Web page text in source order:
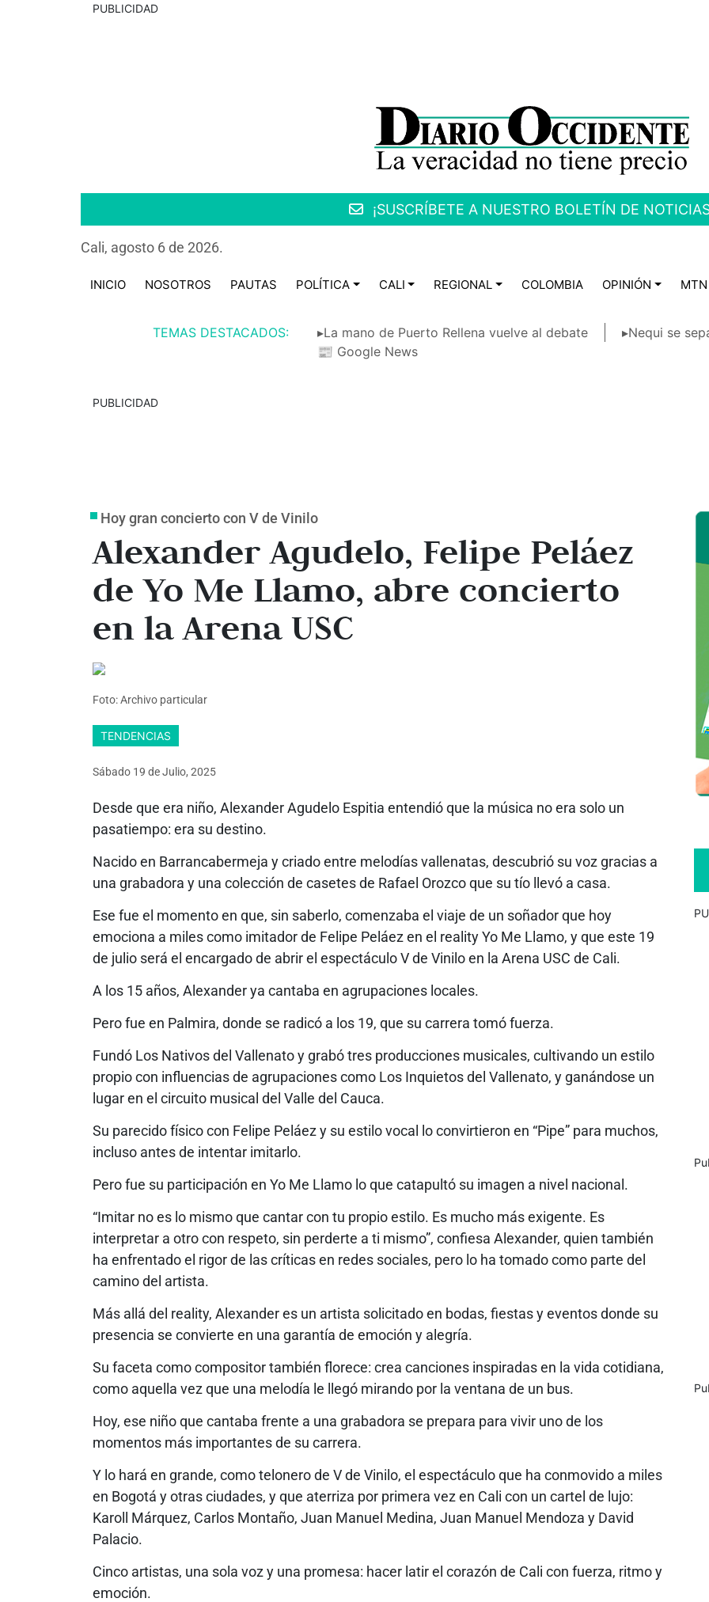
PUBLICIDAD
¡SUSCRÍBETE A NUESTRO BOLETÍN DE
Cali, agosto 6 de 2026.
INICIO NOSOTROS PAUTAS POLÍTICA CALI REGIONAL COLOMBIA OPINIÓN MTN
TEMAS DESTACADOS: ▸La mano de Puerto Rellena vuelve al debate
▸Nequi se
📰 Google News
PUBLICIDAD
Hoy gran concierto con V de Vinilo
Alexander Agudelo, Felipe Peláez
de Yo Me Llamo, abre concierto
en la Arena USC
Foto: Archivo particular
TENDENCIAS
Sábado 19 deJulio, 2025
Desde que era niño, Alexander Agudelo Espitia entendió que la música no era solo un
pasatiempo: era su destino.
Nacido en Barrancabermeja y criado entre melodías vallenatas, descubrió su voz gracias a
una grabadora y una colección de casetes de Rafael Orozco que su tío llevó a casa.
Ese fue el momento en que, sin saberlo, comenzaba el viaje de un soñador que hoy
emociona a miles como imitador de Felipe Peláez en el reality Yo Me Llamo, y que este 19
de julio será el encargado de abrir el espectáculo V de Vinilo en la Arena USC de Cali.
A los 15 años, Alexander ya cantaba en agrupaciones locales.
Pero fue en Palmira, donde se radicó a los 19, que su carrera tomó fuerza.
Fundó Los Nativos del Vallenato y grabó tres producciones musicales, cultivando un estilo
propio con influencias de agrupaciones como Los Inquietos del Vallenato, y ganándose un
lugar en el circuito musical del Valle del Cauca.
Su parecido físico con Felipe Peláez y su estilo vocal lo convirtieron en “Pipe” para muchos,
incluso antes de intentar imitarlo.
Pero fue su participación en Yo Me Llamo lo que catapultó su imagen a nivel nacional.
“Imitar no es lo mismo que cantar con tu propio estilo. Es mucho más exigente. Es
interpretar a otro con respeto, sin perderte a ti mismo”, confiesa Alexander, quien también
ha enfrentado el rigor de las críticas en redes sociales, pero lo ha tomado como parte del
camino del artista.
Más allá del reality, Alexander es un artista solicitado en bodas, fiestas y eventos donde su
presencia se convierte en una garantía de emoción y alegría.
Su faceta como compositor también florece: crea canciones inspiradas en la vida cotidiana,
como aquella vez que una melodía le llegó mirando por la ventana de un bus.
Hoy, ese niño que cantaba frente a una grabadora se prepara para vivir uno de los
momentos más importantes de su carrera.
Y lo hará en grande, como telonero de V de Vinilo, el espectáculo que ha conmovido a miles
en Bogotá y otras ciudades, y que aterriza por primera vez en Cali con un cartel de lujo:
Karoll Márquez, Carlos Montaño, Juan Manuel Medina, Juan Manuel Mendoza y David
Palacio.
Cinco artistas, una sola voz y una promesa: hacer latir el corazón de Cali con fuerza, ritmo y
emoción.